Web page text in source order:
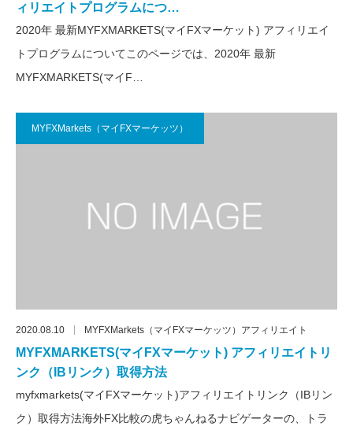
ィリエイトプログラムにつ…
2020年 最新MYFXMARKETS(マイFXマーケット) アフィリエイ
トプログラムについてこのページでは、2020年 最新
MYFXMARKETS(マイF…
MYFXMarkets（マイFXマーケッツ）
2020.08.10 MYFXMarkets（マイFXマーケッツ）アフィリエイト
MYFXMARKETS(マイFXマーケット) アフィリエイトリ
ンク（IBリンク）取得方法
myfxmarkets(マイFXマーケット)アフィリエイトリンク（IBリン
ク）取得方法海外FX比較の虎ちゃんねるナビゲーターの、トラ